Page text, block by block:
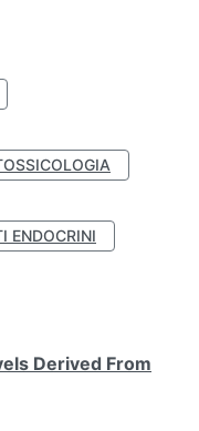
ENDOCRINI
Derived From